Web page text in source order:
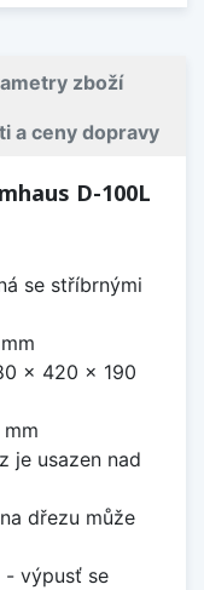
zboží
a ceny dopravy
D-100L
se stříbrnými
x 420 x 190
je usazen nad
dřezu může
- výpusť se